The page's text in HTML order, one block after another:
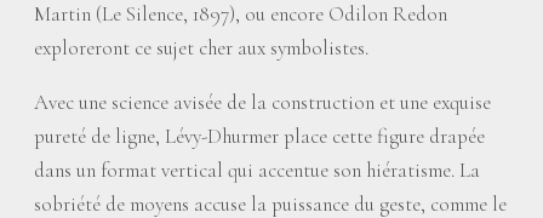
Martin (Le Silence, 1897), ou encore Odilon Redon
exploreront ce sujet cher aux symbolistes.
Avec une science avisée de la construction et une exquise
pureté de ligne, Lévy-Dhurmer place cette figure drapée
dans un format vertical qui accentue son hiératisme. La
sobriété de moyens accuse la puissance du geste, comme le